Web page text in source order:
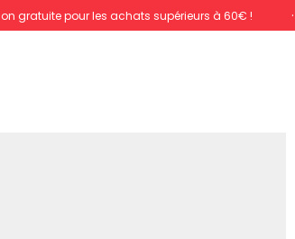
gratuite pour les achats supérieurs à 60€ !